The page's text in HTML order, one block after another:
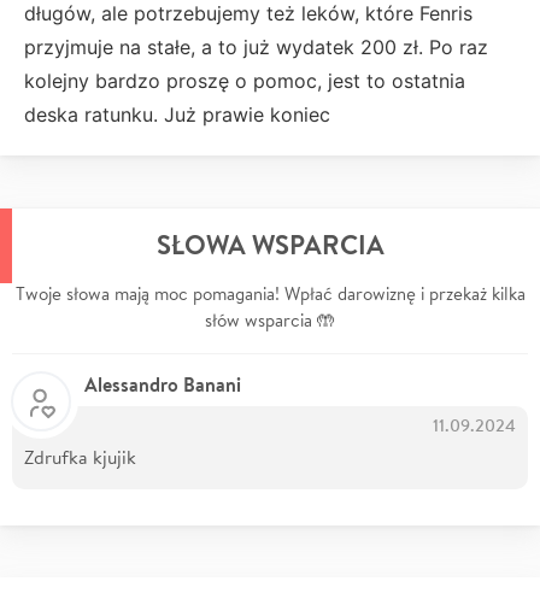
długów, ale potrzebujemy też leków, które Fenris
przyjmuje na stałe, a to już wydatek 200 zł. Po raz
kolejny bardzo proszę o pomoc, jest to ostatnia
deska ratunku. Już prawie koniec
SŁOWA WSPARCIA
Twoje słowa mają moc pomagania! Wpłać darowiznę i przekaż kilka
słów wsparcia 🤲
Alessandro Banani
11.09.2024
Zdrufka kjujik